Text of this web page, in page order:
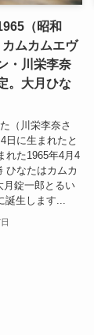
（昭和
ムカムエヴ
・川栄李奈
。大月ひな
（川栄李奈さ
日に生まれたと
れた1965年4月4
ひなたはカムカ
月錠一郎とるい
生します...